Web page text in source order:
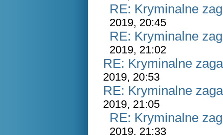
RE: Kryminalne
2019, 20:45
RE: Kryminalne
2019, 21:02
RE: Kryminalne
2019, 20:53
RE: Kryminalne
2019, 21:05
RE: Kryminalne
2019, 21:33